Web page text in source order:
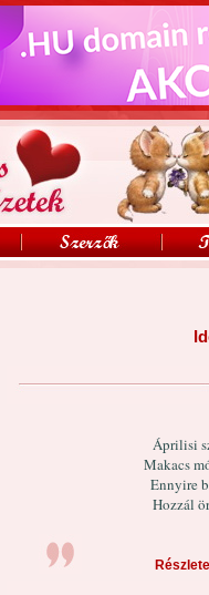
Áprilisi
Makacs
Ennyire
Hozzál